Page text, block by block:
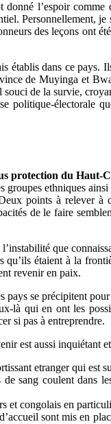
l’espoir
Personnellement, je
des leçons ont
établis dans ce pays.
de Muyinga et
souci de la survie,
politique-électorale
protection du Haut-
ethniques ainsi
points à relever
de le faire
que
qu’ils étaient à la
revenir en paix.
se précipitent
là qui en ont les
si pas à entreprendre.
est aussi inquiétant
etranger qui est
sang coulent dans
et congolais en
sont mis en